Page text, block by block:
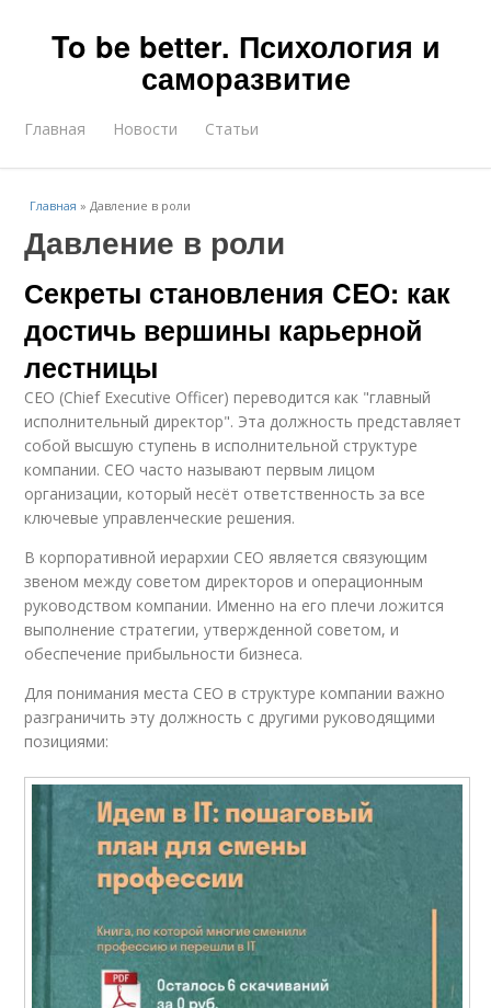
To be better. Психология и
саморазвитие
Главная Новости Статьи
Главная »Давление в роли
Давление в роли
Секреты становления CEO: как
достичь вершины карьерной
лестницы
CEO (Chief Executive Officer) переводится как "главный
исполнительный директор". Эта должность представляет
собой высшую ступень в исполнительной структуре
компании. CEO часто называют первым лицом
организации, который несёт ответственность за все
ключевые управленческие решения.
В корпоративной иерархии CEO является связующим
звеном между советом директоров и операционным
руководством компании. Именно на его плечи ложится
выполнение стратегии, утвержденной советом, и
обеспечение прибыльности бизнеса.
Для понимания места CEO в структуре компании важно
разграничить эту должность с другими руководящими
позициями: